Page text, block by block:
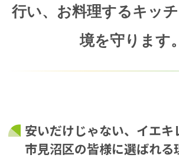
行い、 お料理するキッ
境を守ります。
安いだけじゃない、イエキ
市見沼区の皆様に選ばれる